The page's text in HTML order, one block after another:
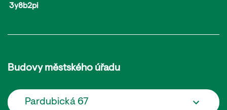
3y8b2pi
Budovy městského úřadu
Pardubická 67